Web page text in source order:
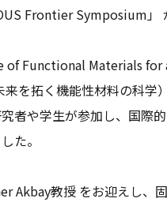
Frontier Symposium」
of Functional Materials for
を拓く機能性材料の科学）
者や学生が参加し、国際
た。
Akbay教授 をお迎えし、